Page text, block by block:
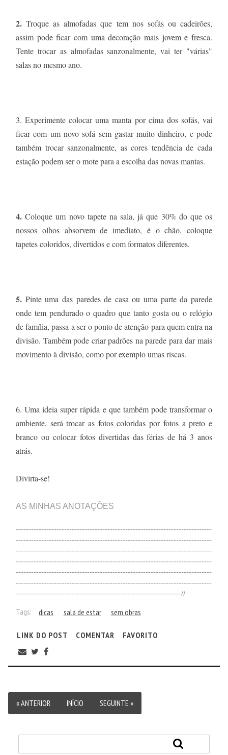
2. Troque as almofadas que tem nos sofás ou cadeirões,
assim pode ficar com uma decoração mais jovem e fresca.
Tente trocar as almofadas sanzonalmente, vai ter "várias"
salas no mesmo ano.
3. Experimente colocar uma manta por cima dos sofás, vai
ficar com um novo sofá sem gastar muito dinheiro, e pode
também trocar sanzonalmente, as cores tendência de cada
estação podem ser o mote para a escolha das novas mantas.
4. Coloque um novo tapete na sala, já que 30% do que os
nossos olhos absorvem de imediato, é o chão, coloque
tapetes coloridos, divertidos e com formatos diferentes.
5. Pinte uma das paredes de casa ou uma parte da parede
onde tem pendurado o quadro que tanto gosta ou o relógio
de família, passa a ser o ponto de atenção para quem entra na
divisão. Também pode criar padrões na parede para dar mais
movimento à divisão, como por exemplo umas riscas.
6. Uma ideia super rápida e que também pode transformar o
ambiente, será trocar as fotos coloridas por fotos a preto e
branco ou colocar fotos divertidas das férias de há 3 anos
atrás.
Divirta-se!
AS MINHAS ANOTAÇÕES
-----------------------------------------------------------------------------
-----------------------------------------------------------------------------
-----------------------------------------------------------------------------
-----------------------------------------------------------------------------
-----------------------------------------------------------------------------
-----------------------------------------------------------------------------
-----------------------------------------------------------------//
Tags: dicas sala de estar sem obras
LINK DO POST COMENTAR FAVORITO
« ANTERIOR INÍCIO SEGUINTE »